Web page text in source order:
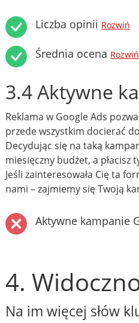
Liczba opinii Rozwiń
Średnia ocena Rozwiń
3.4 Aktywne
Reklama w Google Ads
przede wszystkim docierać
Decydując się na taką
miesięczny budżet, a płacisz
Jeśli zainteresowała Cię ta
nami – zajmiemy się Twoją
Aktywne kampanie
4.
Na im więcej słów